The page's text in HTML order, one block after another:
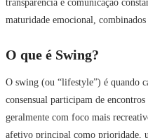
transparência e comunicação
maturidade emocional,
O que é Swing?
O swing (ou “lifestyle”) é quando
consensual participam de encontros
geralmente com foco mais
afetivo principal como prioridade,